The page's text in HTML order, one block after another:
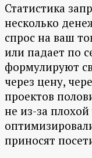
Статистика
несколько
спрос на ваш
или падает по
формулируют
через цену,
проектов
не из-за плохой
приносят